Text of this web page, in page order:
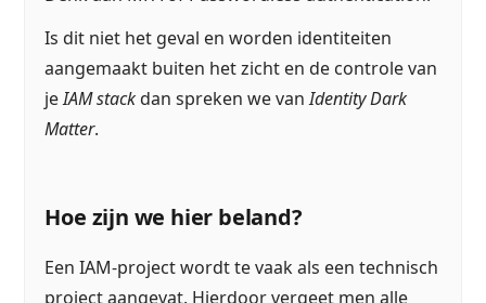
Is dit niet het geval en worden identiteiten
aangemaakt buiten het zicht en de controle van
jeIAM stackdan spreken we vanIdentity Dark
Matter.
Hoe zijn we hier beland?
Een IAM-project wordt te vaak als een technisch
project aangevat. Hierdoor vergeet men alle